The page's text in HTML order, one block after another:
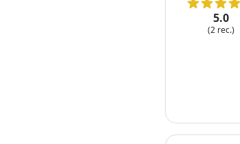
5.0
(2 rec.)